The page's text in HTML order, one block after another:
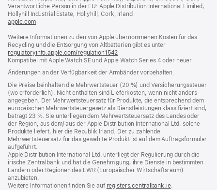
neues
Fenster)
Verantwortliche Person in der EU: Apple Distribution International Limited,
Hollyhill Industrial Estate, Hollyhill, Cork, Irland
apple.com(öffnet
neues
Fenster)
Weitere Informationen zu den von Apple übernommenen Kosten für das
Recycling und die Entsorgung von Altbatterien gibt es unter
regulatoryinfo.apple.com/regulation1542
ein
neues
Fenster)
Kompatibel mit Apple Watch SE und Apple Watch Series 4 oder neuer.
Änderungen an der Verfügbarkeit der Armbänder vorbehalten.
Die Preise beinhalten die Mehrwertsteuer (20 %) und Versicherungssteuer
(wo erforderlich). Nicht enthalten sind Lieferkosten, wenn nicht anders
angegeben. Der Mehrwertsteuersatz für Produkte, die entsprechend dem
europäischen Mehrwertsteuergesetz als Dienstleistungen klassifiziert sind,
beträgt 23 %. Sie unterliegen dem Mehrwertsteuersatz des Landes oder
der Region, aus dem/ aus der Apple Distribution International Ltd. solche
Produkte liefert, hier die Republik Irland. Der zu zahlende
Mehrwertsteuersatz für das gewählte Produkt ist auf dem Auftragsformular
aufgeführt.
Apple Distribution International Ltd. unterliegt der Regulierung durch die
irische Zentralbank und hat die Genehmigung, ihre Dienste in bestimmten
Ländern oder Regionen des EWR (Europäischer Wirtschaftsraum)
anzubieten.
Weitere Informationen finden Sie auf registers.centralbank.ie(Öffnet
.